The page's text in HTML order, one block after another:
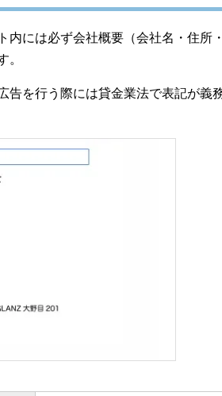
内には必ず会社概要（会社名・住所
。
告を行う際には貸金業法で表記が義